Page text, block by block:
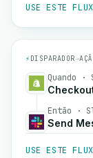
USE ESTE
⚡ DISPARADOR→
Quando ·
Então ·
Send
USE ESTE